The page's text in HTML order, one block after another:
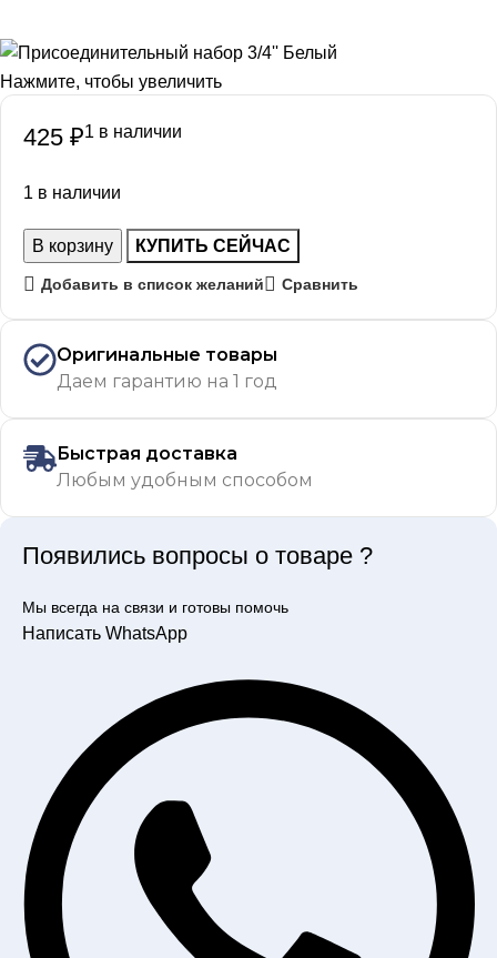
Нажмите, чтобы увеличить
425 ₽1 в наличии
1 в наличии
В корзину КУПИТЬ СЕЙЧАС
Добавить в список желаний Сравнить
Оригинальные товары
Даем гарантию на 1 год
Быстрая доставка
Любым удобным способом
Появились вопросы о товаре ?
Мы всегда на связи и готовы помочь
Написать WhatsApp